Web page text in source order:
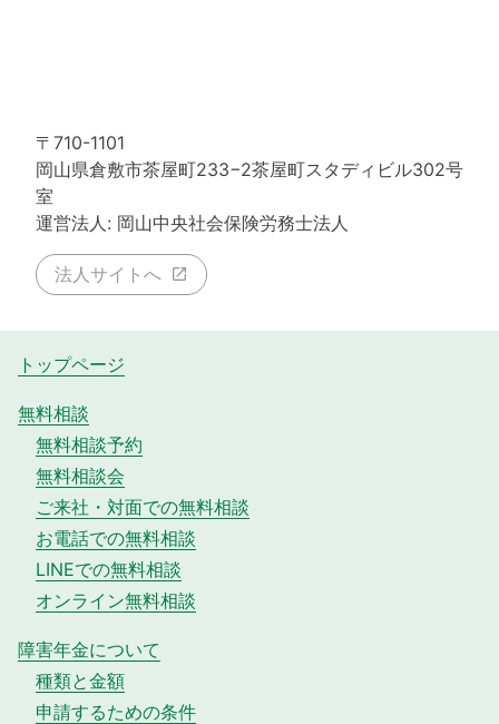
〒710-1101
岡山県倉敷市茶屋町233−2茶屋町スタディビル302号
室
運営法人: 岡山中央社会保険労務士法人
法人サイトへ
トップページ
無料相談
無料相談予約
無料相談会
ご来社・対面での無料相談
お電話での無料相談
LINEでの無料相談
オンライン無料相談
障害年金について
種類と金額
申請するための条件